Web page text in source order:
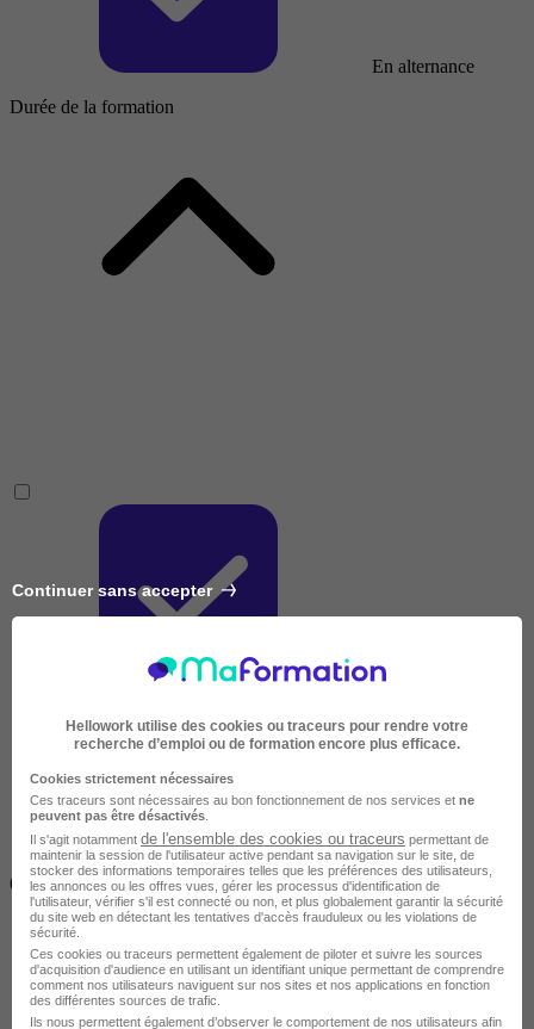
En alternance
Durée de la formation
Très courte
Inférieur à 2 jours
(14h)
Continuer sans accepter
Hellowork utilise des cookies ou traceurs pour rendre votre
recherche d’emploi ou de formation encore plus efficace.
Cookies strictement nécessaires
Ces traceurs sont nécessaires au bon fonctionnement de nos services et ne
peuvent pas être désactivés
Il s'agit notamment de l'ensemble des cookies ou traceurs permettant de
maintenir la session de l'utilisateur active pendant sa navigation sur le site, de
stocker des informations temporaires telles que les préférences des utilisateurs,
les annonces ou les offres vues, gérer les processus d'identification de
l'utilisateur, vérifier s'il est connecté ou non, et plus globalement garantir la sécurité
du site web en détectant les tentatives d'accès frauduleux ou les violations de
sécurité.
Ces cookies ou traceurs permettent également de piloter et suivre les sources
d'acquisition d'audience en utilisant un identifiant unique permettant de comprendre
comment nos utilisateurs naviguent sur nos sites et nos applications en fonction
des différentes sources de trafic.
Ils nous permettent également d’observer le comportement de nos utilisateurs afin